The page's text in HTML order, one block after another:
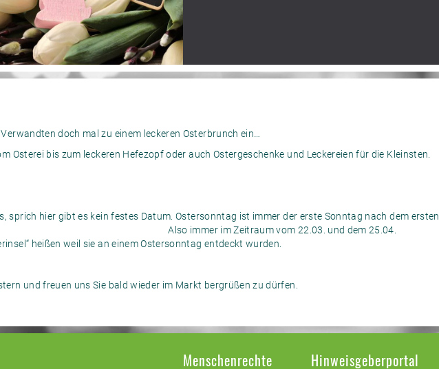
doch mal zu einem leckeren Osterbrunch ein…
Osterei bis zum leckeren Hefezopf oder auch Ostergeschenke und Leckereien für die Kleinsten.
sprich hier gibt es kein festes Datum. Ostersonntag ist immer der erste Sonntag nach dem ersten
Also immer im Zeitraum vom 22.03. und dem 25.04.
heißen weil sie an einem Ostersonntag entdeckt wurden.
und freuen uns Sie bald wieder im Markt bergrüßen zu dürfen.
Menschenrechte Hinweisgeberportal